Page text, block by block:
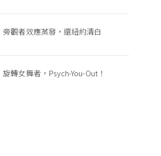
旁觀者效應蒸發，還紐約清白
旋轉女舞者，Psych-You-Out！